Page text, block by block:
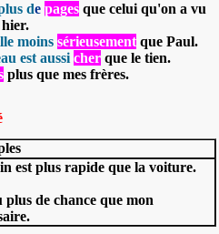
de pages que celui qu'on a vu
hier.
moins sérieusement que Paul.
est aussi cher que le tien.
plus que mes frères.
estplusrapide quela voiture.
plusde chance quemon